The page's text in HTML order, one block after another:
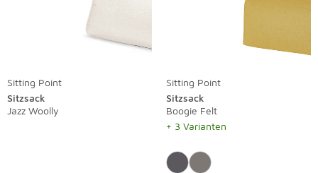
Sitting Point
Sitzsack
Jazz Woolly
Sitting Point
Sitzsack
Boogie Felt
+ 3 Varianten